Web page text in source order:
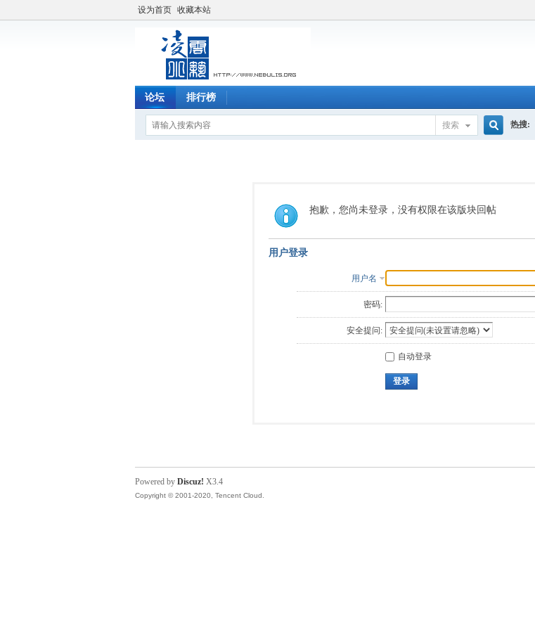
设为首页 收藏本站
论坛 排行榜
搜索
索
热搜:
抱歉，您尚未登录，没有权限在该版块回帖
用户登录
用户名
密码:
安全提问:
自动登录
登录
Powered by Discuz! X3.4
Copyright © 2001-2020, Tencent Cloud.